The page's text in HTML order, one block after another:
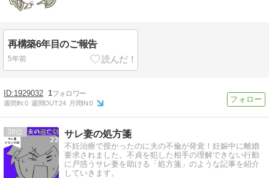
再構築6年目のご報告
5年前
1929032 1
週間IN:0 週間OUT:24 月間IN:0
38 サレ妻の処方箋
不妊治療で授かったのに夫の不倫が発覚！妊娠中に離婚
要求されました。不貞を犯した相手の理解できない行動
に戸惑うサレ妻を助ける「処方箋」のような記事を紹介
していきます。